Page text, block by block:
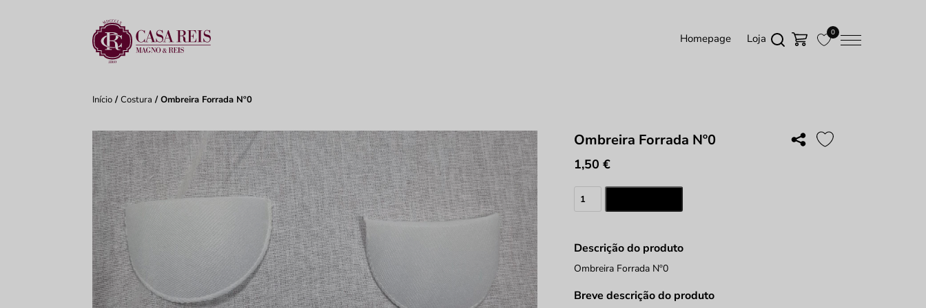
Homepage Loja 0
Início /Costura / Ombreira Forrada Nº0
Ombreira Forrada Nº0
1,50€
Quantidade
de
Nº0
Descrição do produto
Ombreira Forrada Nº0
Breve descrição do produto